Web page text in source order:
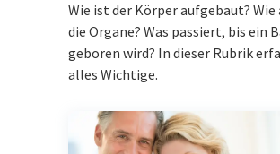
Wie ist der Körper aufgebaut?
die Organe? Was passiert, bis ein
geboren wird? In dieser Rubrik
alles Wichtige.